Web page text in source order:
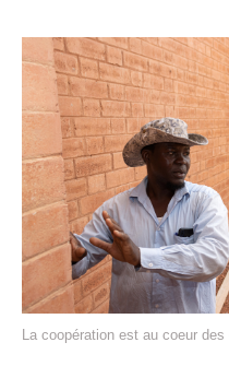
La coopération est au coeur